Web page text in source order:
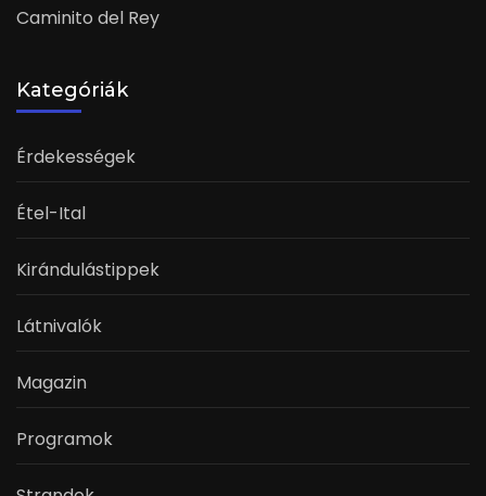
Caminito del Rey
Kategóriák
Érdekességek
Étel-Ital
Kirándulástippek
Látnivalók
Magazin
Programok